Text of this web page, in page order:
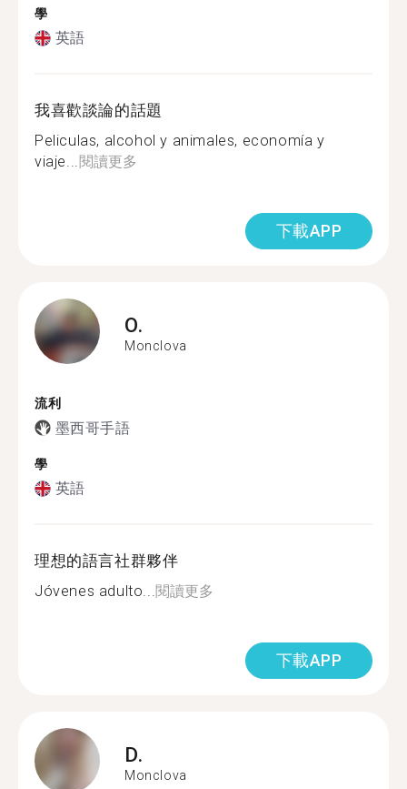
學
英語
我喜歡談論的話題
Peliculas, alcohol y animales, economía y
viaje...閱讀更多
下載APP
O.
Monclova
流利
墨西哥手語
學
英語
理想的語言社群夥伴
Jóvenes adulto...閱讀更多
下載APP
D.
Monclova